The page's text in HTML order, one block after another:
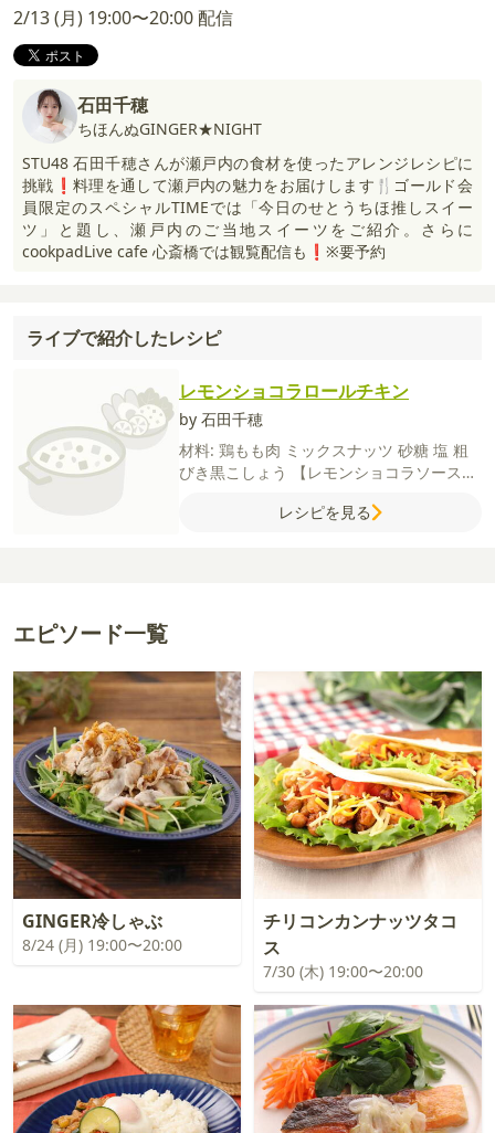
2/13 (月) 19:00〜20:00 配信
石田千穂
ちほんぬGINGER★NIGHT
STU48 石田千穂さんが瀬戸内の食材を使ったアレンジレシピに
挑戦❗️料理を通して瀬戸内の魅力をお届けします🍴ゴールド会
員限定のスペシャルTIMEでは「今日のせとうちほ推しスイー
ツ」と題し、瀬戸内のご当地スイーツをご紹介。さらに
cookpadLive cafe 心斎橋では観覧配信も❗️※要予約
ライブで紹介したレシピ
レモンショコラロールチキン
by 石田千穂
材料: 鶏もも肉 ミックスナッツ 砂糖 塩 粗
びき黒こしょう
【レモンショコラソース】
チョコレート【A】
レシピを見る
エピソード一覧
GINGER冷しゃぶ
8/24 (月) 19:00〜20:00
チリコンカンナッツタコ
ス
7/30 (木) 19:00〜20:00